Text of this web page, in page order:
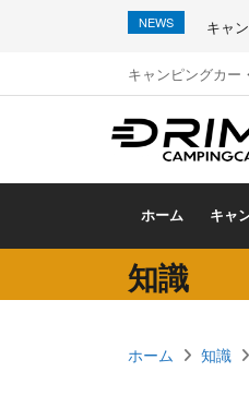
NEWS キャ
キャンピングカー
ホーム キャ
知識
ホーム 知識